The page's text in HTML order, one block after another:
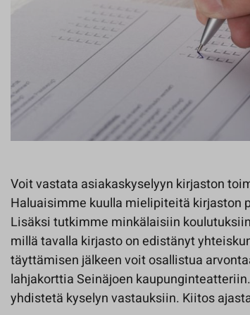
Voit vastata asiakaskyselyyn kirjaston
Haluaisimme kuulla mielipiteitä kirjaston
Lisäksi tutkimme minkälaisiin
millä tavalla kirjasto on edistänyt
täyttämisen jälkeen voit osallistua
lahjakorttia Seinäjoen
yhdistetä kyselyn vastauksiin. Kiitos